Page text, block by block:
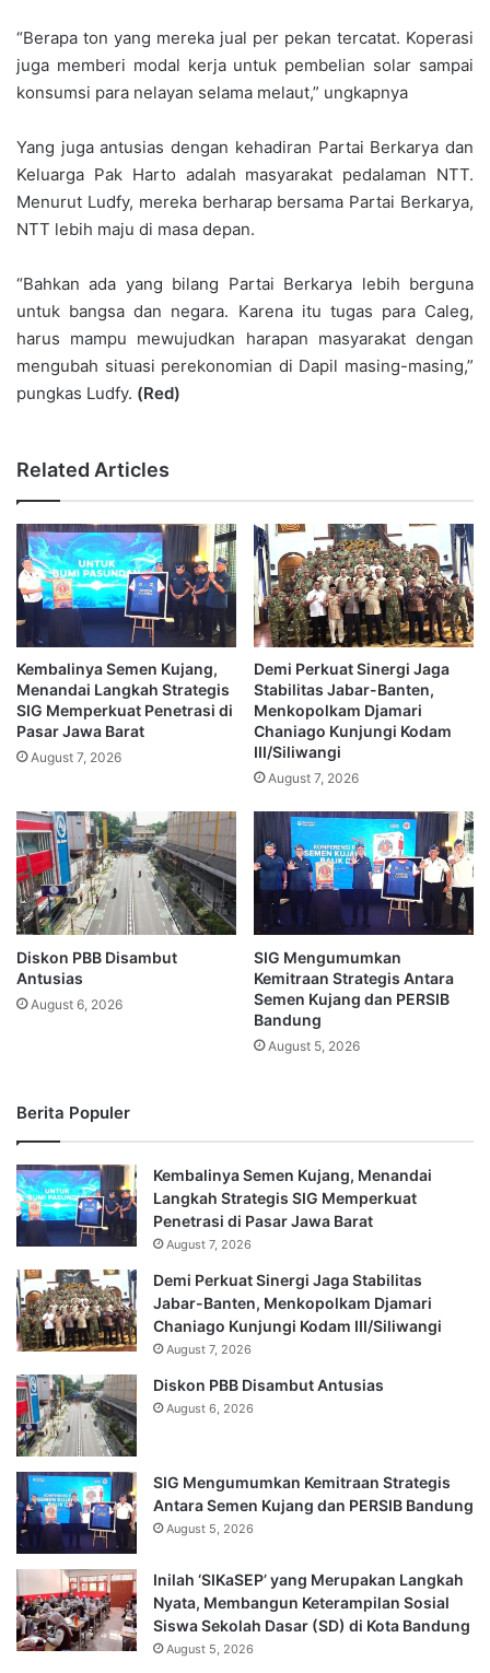
“Berapa ton yang mereka jual per pekan tercatat. Koperasi
juga memberi modal kerja untuk pembelian solar sampai
konsumsi para nelayan selama melaut,” ungkapnya
Yang juga antusias dengan kehadiran Partai Berkarya dan
Keluarga Pak Harto adalah masyarakat pedalaman NTT.
Menurut Ludfy, mereka berharap bersama Partai Berkarya,
NTT lebih maju di masa depan.
“Bahkan ada yang bilang Partai Berkarya lebih berguna
untuk bangsa dan negara. Karena itu tugas para Caleg,
harus mampu mewujudkan harapan masyarakat dengan
mengubah situasi perekonomian di Dapil masing-masing,”
pungkas Ludfy. (Red)
Related Articles
Kembalinya Semen Kujang,
Menandai Langkah Strategis
SIG Memperkuat Penetrasi di
Pasar Jawa Barat
August 7, 2026
Demi Perkuat Sinergi Jaga
Stabilitas Jabar-Banten,
Menkopolkam Djamari
Chaniago Kunjungi Kodam
III/Siliwangi
August 7, 2026
Diskon PBB Disambut
Antusias
August 6, 2026
SIG Mengumumkan
Kemitraan Strategis Antara
Semen Kujang dan PERSIB
Bandung
August 5, 2026
Berita Populer
Kembalinya Semen Kujang, Menandai
Langkah Strategis SIG Memperkuat
Penetrasi di Pasar Jawa Barat
August 7, 2026
Demi Perkuat Sinergi Jaga Stabilitas
Jabar-Banten, Menkopolkam Djamari
Chaniago Kunjungi Kodam III/Siliwangi
August 7, 2026
Diskon PBB Disambut Antusias
August 6, 2026
SIG Mengumumkan Kemitraan Strategis
Antara Semen Kujang dan PERSIB Bandung
August 5, 2026
Inilah ‘SIKaSEP’ yang Merupakan Langkah
Nyata, Membangun Keterampilan Sosial
Siswa Sekolah Dasar (SD) di Kota Bandung
August 5, 2026